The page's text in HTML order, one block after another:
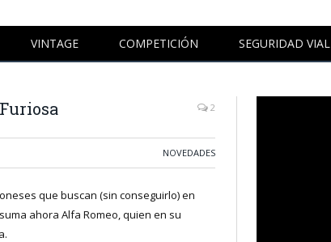
VINTAGE COMPETICIÓN SEGURIDAD VIAL
2
NOVEDADES
que buscan (sin conseguirlo) en
ahora Alfa Romeo, quien en su